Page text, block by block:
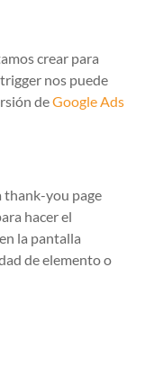
crear para
nos puede
deGoogle Ads
thank-you page
hacer el
la pantalla
de elemento o